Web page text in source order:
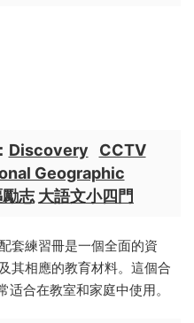
Discovery
CCTV
Geographic
志 大語文小四門
套練習冊是一個全面的資
其相應的教育材料。這個合
合在教室和家庭中使用。